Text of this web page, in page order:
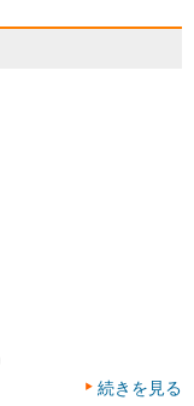
続きを見る